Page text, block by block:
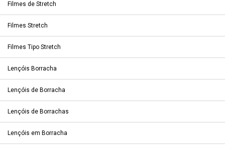
Filmes de Stretch
Filmes Stretch
Filmes Tipo Stretch
Lençóis Borracha
Lençóis de Borracha
Lençóis de Borrachas
Lençóis em Borracha